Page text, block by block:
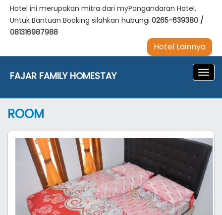
Hotel ini merupakan mitra dari myPangandaran Hotel.
Untuk Bantuan Booking silahkan hubungi 0265-639380 /
081316987988
Hotel Lainnya
FAJAR FAMILY HOMESTAY
ROOM